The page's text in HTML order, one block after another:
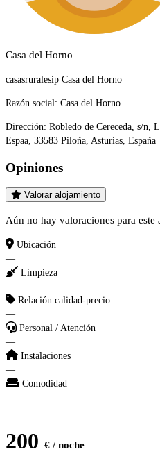
Casa del Horno
casasruralesip Casa del Horno
Razón social: Casa del Horno
Dirección: Robledo de Cereceda, s/n,
Espaa, 33583 Piloña, Asturias, España
Opiniones
Valorar alojamiento
Aún no hay valoraciones para este
Ubicación
—
Limpieza
—
Relación calidad-precio
—
Personal / Atención
—
Instalaciones
—
Comodidad
—
200 € / noche